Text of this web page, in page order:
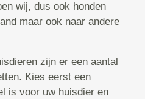
wij, dus ook honden
maar ook naar andere
zijn er een aantal
Kies eerst een
is voor uw huisdier en